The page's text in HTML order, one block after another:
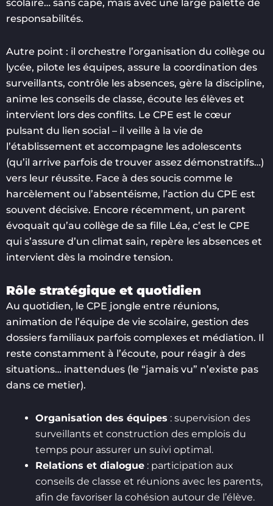
scolaire… sans cape, mais avec une large palette de
responsabilités.
Autre point : il orchestre l’organisation du collège ou
lycée, pilote les équipes, assure la coordination des
surveillants, contrôle les absences, gère la discipline,
anime les conseils de classe, écoute les élèves et
intervient lors des conflits. Le CPE est le cœur
pulsant du lien social – il veille à la vie de
l’établissement et accompagne les adolescents
(qu’il arrive parfois de trouver assez démonstratifs…)
vers leur réussite. Face à des soucis comme le
harcèlement ou l’absentéisme, l’action du CPE est
souvent décisive. Encore récemment, un parent
évoquait qu’au collège de sa fille Léa, c’est le CPE
qui s’assure d’un climat sain, repère les absences et
intervient dès la moindre tension.
Rôle stratégique et quotidien
Au quotidien, le CPE jongle entre réunions,
animation de l’équipe de vie scolaire, gestion des
dossiers familiaux parfois complexes et médiation. Il
reste constamment à l’écoute, pour réagir à des
situations… inattendues (le “jamais vu” n’existe pas
dans ce metier).
Organisation des équipes : supervision des
surveillants et construction des emplois du
temps pour assurer un suivi optimal.
Relations et dialogue : participation aux
conseils de classe et réunions avec les parents,
afin de favoriser la cohésion autour de l’élève.